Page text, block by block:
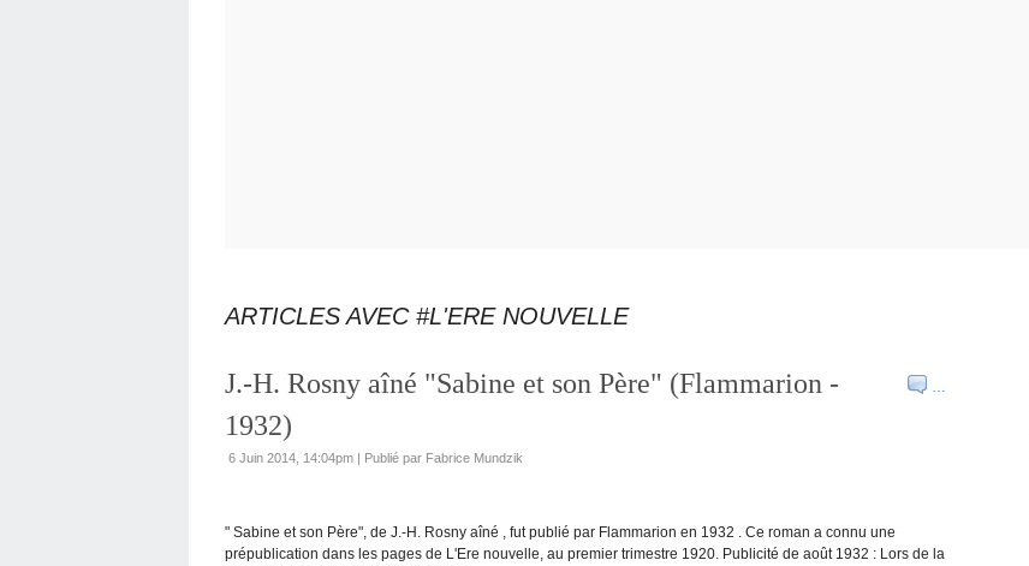
ARTICLES AVEC #L'ERE NOUVELLE
…
J.-H. Rosny aîné "Sabine et son Père" (Flammarion -
1932)
6 Juin 2014, 14:04pm | Publié par Fabrice Mundzik
" Sabine et son Père", de J.-H. Rosny aîné , fut publié par Flammarion en 1932 . Ce roman a connu une
prépublication dans les pages de L'Ere nouvelle, au premier trimestre 1920. Publicité de août 1932 : Lors de la